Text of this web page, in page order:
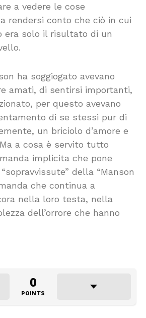
a vedere le cose
rendersi conto che ciò in cui
era solo il risultato di un
ha soggiogato avevano
amati, di sentirsi importanti,
per questo avevano
di se stessi pur di
un briciolo d’amore e
a cosa è servito tutto
implicita che pone
della “Manson
che continua a
nella loro testa, nella
dell’orrore che hanno
0
POINTS